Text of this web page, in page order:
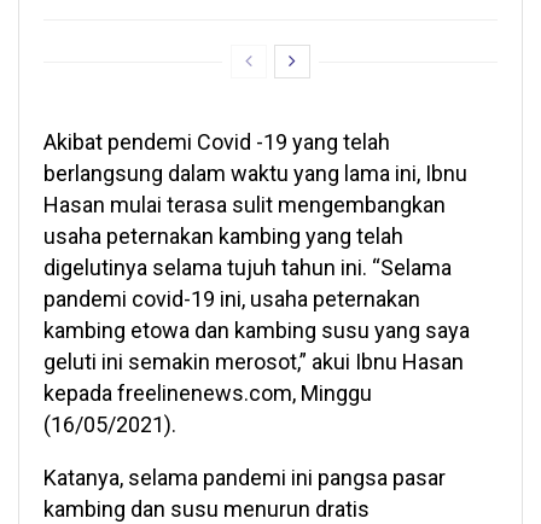
Akibat pendemi Covid -19 yang telah
berlangsung dalam waktu yang lama ini, Ibnu
Hasan mulai terasa sulit mengembangkan
usaha peternakan kambing yang telah
digelutinya selama tujuh tahun ini. “Selama
pandemi covid-19 ini, usaha peternakan
kambing etowa dan kambing susu yang saya
geluti ini semakin merosot,” akui Ibnu Hasan
kepada freelinenews.com, Minggu
(16/05/2021).
Katanya, selama pandemi ini pangsa pasar
kambing dan susu menurun dratis